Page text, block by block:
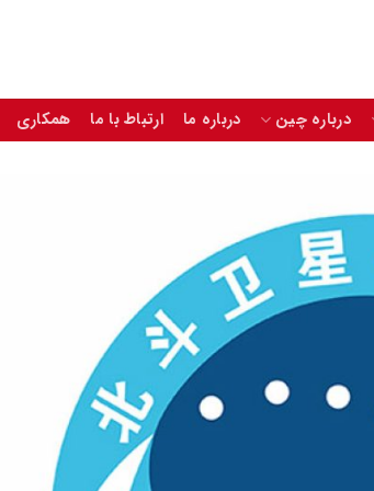
درباره چین درباره ما ارتباط با ما همکاری